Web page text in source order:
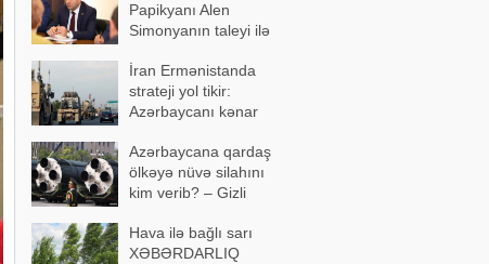
Papikyanı Alen
Simonyanın taleyi ilə
İran Ermənistanda
strateji yol tikir:
Azərbaycanı kənar
formalaşır
Azərbaycana qardaş
ölkəyə nüvə silahını
kim verib? – Gizli
Hava ilə bağlı sarı
XƏBƏRDARLIQ